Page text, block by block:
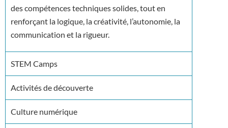
des compétences techniques solides, tout en
renforçant la logique, la créativité, l’autonomie, la
communication et la rigueur.
STEM Camps
Activités de découverte
Culture numérique